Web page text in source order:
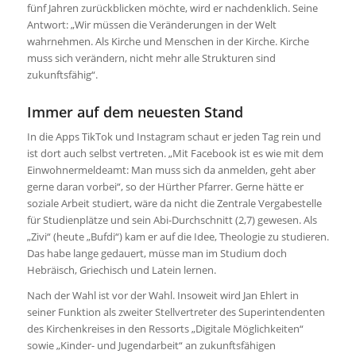
fünf Jahren zurückblicken möchte, wird er nachdenklich. Seine
Antwort: „Wir müssen die Veränderungen in der Welt
wahrnehmen. Als Kirche und Menschen in der Kirche. Kirche
muss sich verändern, nicht mehr alle Strukturen sind
zukunftsfähig“.
Immer auf dem neuesten Stand
In die Apps TikTok und Instagram schaut er jeden Tag rein und
ist dort auch selbst vertreten. „Mit Facebook ist es wie mit dem
Einwohnermeldeamt: Man muss sich da anmelden, geht aber
gerne daran vorbei“, so der Hürther Pfarrer. Gerne hätte er
soziale Arbeit studiert, wäre da nicht die Zentrale Vergabestelle
für Studienplätze und sein Abi-Durchschnitt (2,7) gewesen. Als
„Zivi“ (heute „Bufdi“) kam er auf die Idee, Theologie zu studieren.
Das habe lange gedauert, müsse man im Studium doch
Hebräisch, Griechisch und Latein lernen.
Nach der Wahl ist vor der Wahl. Insoweit wird Jan Ehlert in
seiner Funktion als zweiter Stellvertreter des Superintendenten
des Kirchenkreises in den Ressorts „Digitale Möglichkeiten“
sowie „Kinder- und Jugendarbeit“ an zukunftsfähigen